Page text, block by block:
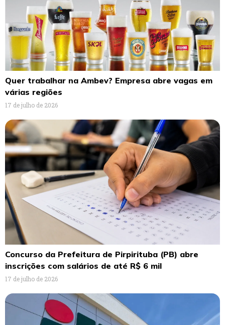
Quer trabalhar na Ambev? Empresa abre vagas em
várias regiões
17 de julho de 2026
Concurso da Prefeitura de Pirpirituba (PB) abre
inscrições com salários de até R$ 6 mil
17 de julho de 2026